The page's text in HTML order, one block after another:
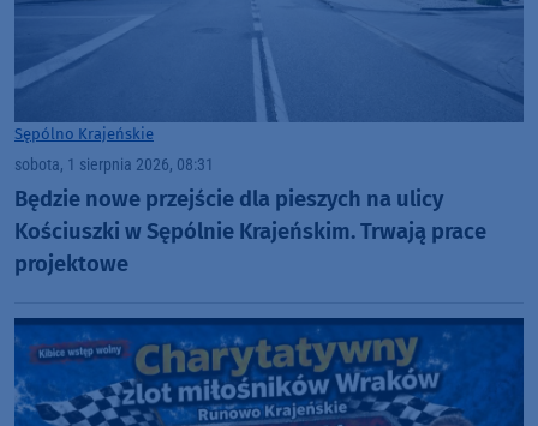
Sępólno Krajeńskie
sobota, 1 sierpnia 2026, 08:31
Będzie nowe przejście dla pieszych na ulicy
Kościuszki w Sępólnie Krajeńskim. Trwają prace
projektowe